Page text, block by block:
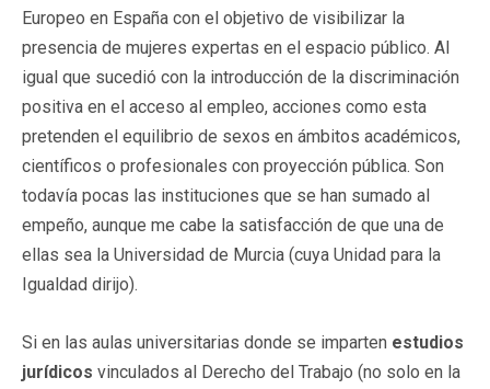
Europeo en España con el objetivo de visibilizar la
presencia de mujeres expertas en el espacio público. Al
igual que sucedió con la introducción de la discriminación
positiva en el acceso al empleo, acciones como esta
pretenden el equilibrio de sexos en ámbitos académicos,
científicos o profesionales con proyección pública. Son
todavía pocas las instituciones que se han sumado al
empeño, aunque me cabe la satisfacción de que una de
ellas sea la Universidad de Murcia (cuya Unidad para la
Igualdad dirijo).
Si en las aulas universitarias donde se imparten estudios
jurídicos vinculados al Derecho del Trabajo (no solo en la